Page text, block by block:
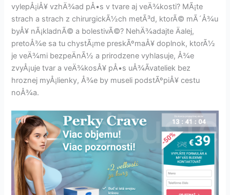
vylepÅ¡iÅ¥ vzhÄ¾ad pÅ•s v tvare aj veÄ¾kosti? MÃ¡te
strach a strach z chirurgickÃ½ch metÃ³d, ktorÃ© mÃ´Å¾u
byÅ¥ nÃ¡kladnÃ© a bolestivÃ©? NehÄ¾adajte Äalej,
pretoÅ¾e sa tu chystÃ¡me preskÃºmaÅ¥ doplnok, ktorÃ½
je veÄ¾mi bezpeÄnÃ½ a prirodzene vyhlasuje, Å¾e
zvyÅ¡uje tvar a veÄ¾kosÅ¥ pÅ•s uÅ¾Ã­vateliek bez
hroznej myÅ¡lienky, Å¾e by museli podstÃºpiÅ¥ cestu
noÅ¾a.